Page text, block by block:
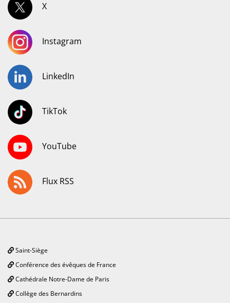
X
Instagram
LinkedIn
TikTok
YouTube
Flux RSS
Saint-Siège
Conférence des évêques de France
Cathédrale Notre-Dame de Paris
Collège des Bernardins